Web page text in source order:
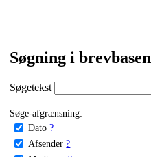
Søgning i brevbasen
Søgetekst
Søge-afgrænsning:
Dato ?
Afsender ?